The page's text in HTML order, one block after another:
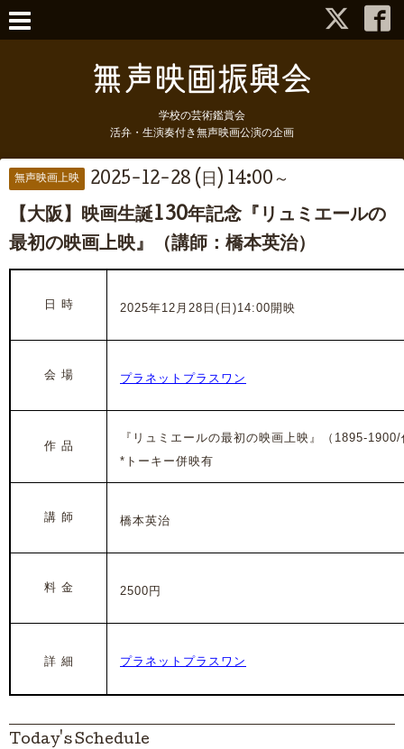
学校の芸術鑑賞会
活弁・生演奏付き無声映画公演の企画
無声映画上映 2025-12-28 (日) 14:00～
【大阪】映画生誕130年記念『リュミエールの
最初の映画上映』（講師：橋本英治）
日 時 2025年12月28日(日)14:00開映
会 場 プラネットプラスワン
作 品
『リュミエールの最初の映画上映』（1895-
*トーキー併映有
講 師 橋本英治
料 金 2500円
詳 細 プラネットプラスワン
Today's Schedule